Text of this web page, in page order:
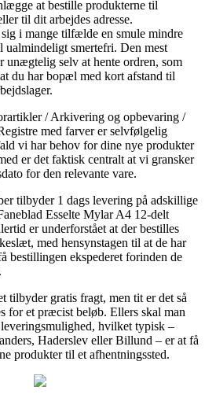
at bestille produkterne til
til dit arbejdes adresse.
i mange tilfælde en smule mindre
ualmindeligt smertefri. Den mest
unægtelig selv at hente ordren, som
du har bopæl med kort afstand til
/ Arkivering og opbevaring /
med farver er selvfølgelig
vi har behov for dine nye produkter
er det faktisk centralt at vi gransker
for den relevante vare.
tilbyder 1 dags levering på adskillige
Esselte Mylar A4 12-delt
er underforstået at der bestilles
med hensynstagen til at de har
bestillingen ekspederet forinden de
tilbyder gratis fragt, men tit er det så
for et præcist beløb. Ellers skal man
hvilket typisk –
Haderslev eller Billund – er at få
produkter til et afhentningssted.